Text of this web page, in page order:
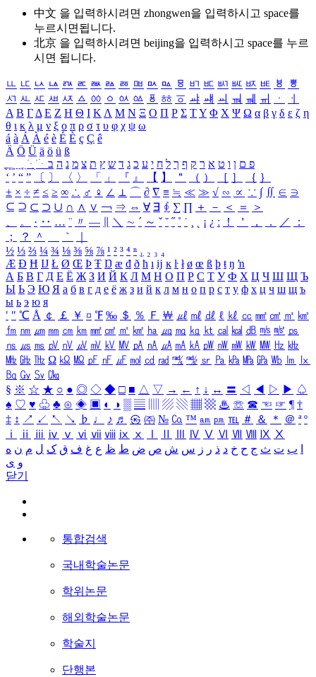
中文 을 입력하시려면 zhongwen을 입력하시고 space를
누르시면됩니다.
北京 을 입력하시려면 beijing을 입력하시고 space를 누르
시면 됩니다.
ㅥ ㅦ ㅧ ㅨ ㅩ ㅪ ㅫ ㅬ ㅭ ㅮ ㅯ ㅰ ㅱ ㅲ ㅳ ㅴ ㅵ ㅶ ㅷ ㅸ
ㅹ
ㅺ ㅻ ㅼ ㅽ ㅾ ㅿ ㆀ ㆁ ㆂ ㆃ ㆄ ㆅ ㆆ ㆇ ㆈ ㆉ ㆊ ㆋ ㆌ ㆍ
ㆎ
Α Β ΓΔ Ε Ζ Η Θ Ι ΚΛ Μ Ν Ξ Ο Π Ρ Σ ΤΥ Φ Χ Ψ Ω α β γ δ ε ζ η
θ ι κ λ μ ν ξ ο π ρ σ τ υ φ χ ψ ω
á à Á À é è É È ç Ç ê
Ä Ö Ü ä ö ü ß
ִֶֹ ֻּ ׁׂ פ ם ן ו ט א ר ק ף ך ל ח י ע כ ג ד ש ץ ת צ מ נ ה ב
‘ ’ “ ” 〔 〕 〈 〉 「 」 『 』 【 】 ＂ （ ） ［ ］ ｛ ｝
± × ÷ ≠ ≤ ≥ ∞ ∴ ♂ ♀ ∠ ⊥ ⌒ ∂ ∇ ≡ ≒ ≪ ≫ √ ∽ ∝ ∵ ∫ ∬ ∈ ∋
⊆ ⊇ ⊂ ⊃ ∪ ∩ ∧ ∨ ￢ ⇒ ⇔ ∀ ∃ ∮ ∑ ∏ ＋ － ＜ ＝
＞
、
。 · ‥ … ¨ 〃 ― ＼ ∼ ´ ～ ˇ ˘ ˝ ˚ ˙ ¸ ¡ ¿ ː ！ ＇ ， ． ／
：
；
？ ＾ ｀
½ ⅓ ⅔ ¼ ¾ ⅛ ⅜ ⅝ ⅞ ¹ ² ³ ⁴ ⁿ ₁ ₂ ₃ ₄
Æ Ð Ħ Ĳ Ł Ø Œ Þ Ŧ Ŋ æ đ ð ħ ı ĳ ĸ ŀ ł ø œ ß þ ŧ ŋ ŉ
А Б В Г Д Е Ё Ж З И Й К Л М Н О П Р С Т У Ф Х Ц Ч Ш Щ Ъ
Ы Ь Э Ю Я а б в г д е ё ж з и й к л м н о п р с т у ф х ц ч ш щ ъ
ы ь э ю я
′ ″ ℃ Å ￠ ￡ ￥ ¤ ℉ ‰ ＄ ％ Ｆ ￦ ㎕ ㎖ ㎗ ℓ ㎘ ㏄ ㎣ ㎤ ㎥ ㎦
㎙ ㎚ ㎛ ㎜ ㎝ ㎞ ㎟ ㎠ ㎡ ㎢ ㏊ ㎍ ㎎ ㎏ ㏏ ㎈ ㎉ ㏈ ㎧ ㎨ ㎰
㎱ ㎲ ㎳ ㎴ ㎵ ㎶ ㎷ ㎸ ㎹ ㎀ ㎁ ㎂ ㎃ ㎄ ㎺ ㎻ ㎽ ㎾ ㎿ ㎐ ㎑
㎒ ㎓ ㎔ Ω ㏀ ㏁ ㎊ ㎋ ㎌ ㏖ ㏅ ㎭ ㎮ ㎯ ㏛ ㎩ ㎪ ㎫ ㎬ ㏝ ㏐
㏓
㏃ ㏉ ㏜ ㏆
§ ※ ☆ ★ ○ ● ◎ ◇ ◆ □ ■ △ ▽ → ← ↑ ↓ ↔ 〓 ◁ ◀ ▷ ▶ ♤
♠ ♡ ♥ ♧ ♣ ⊙ ◈ ▣ ◐ ◑ ▒ ▤ ▨ ▧ ▦ ▩ ♨ ☏ ☎ ☜ ☞ ¶ †
‡ ↕ ↗ ↙ ↖ ↘ ♭ ♩ ♪ ♬ ㉿ ㈜ № ㏇ ™ ㏂ ㏘ ℡ ＃ ＆ ＊ ＠ ª º
ⅰ
ⅱ ⅲ ⅳ ⅴ ⅵ ⅶ ⅷ ⅸ ⅹ Ⅳ Ⅴ Ⅵ Ⅶ Ⅷ Ⅸ Ⅹ
ب ت ث ج ح خ د ذ ر ز س ش ص ض ط ظ ع غ ف ق ک ل م ن ه
و ی
닫기
통합검색
국내학술논문
학위논문
해외학술논문
학술지
단행본